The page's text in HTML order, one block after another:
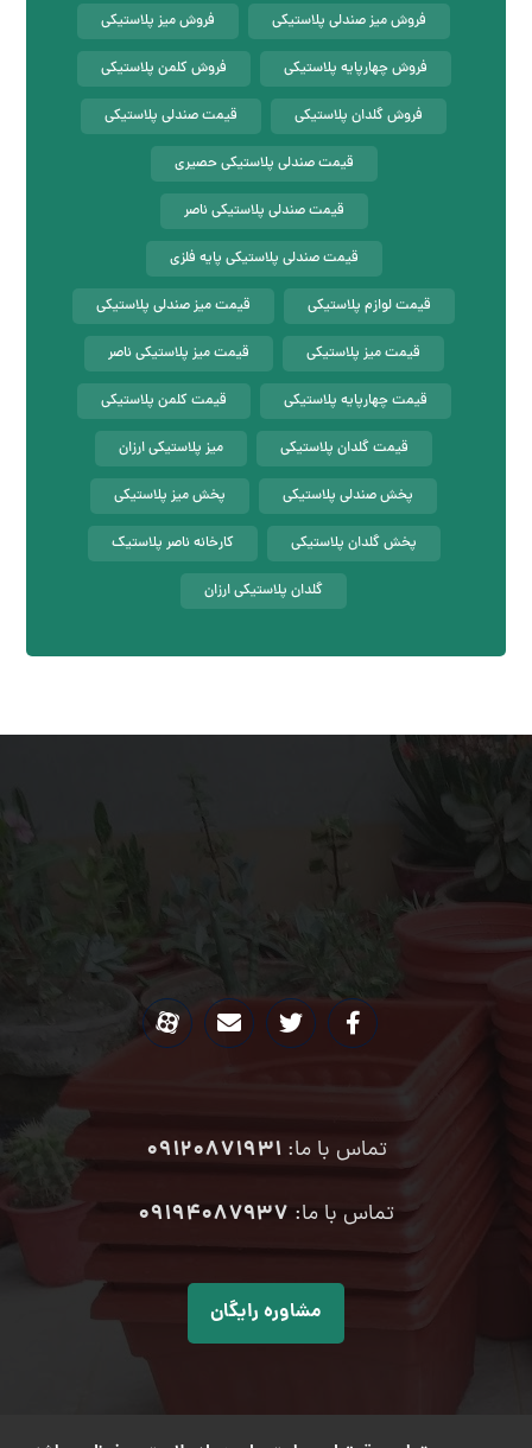
فروش میز صندلی پلاستیکی فروش میز پلاستیکی
فروش چهارپایه پلاستیکی فروش کلمن پلاستیکی
فروش گلدان پلاستیکی قیمت صندلی پلاستیکی
قیمت صندلی پلاستیکی حصیری
قیمت صندلی پلاستیکی ناصر
قیمت صندلی پلاستیکی پایه فلزی
قیمت لوازم پلاستیکی قیمت میز صندلی پلاستیکی
قیمت میز پلاستیکی قیمت میز پلاستیکی ناصر
قیمت چهارپایه پلاستیکی قیمت کلمن پلاستیکی
قیمت گلدان پلاستیکی میز پلاستیکی ارزان
پخش صندلی پلاستیکی پخش میز پلاستیکی
پخش گلدان پلاستیکی کارخانه ناصر پلاستیک
گلدان پلاستیکی ارزان
تماس با ما:09120871931
تماس با ما: ۰۹۱۹۴۰۸۷۹۳۷
مشاوره رایگان